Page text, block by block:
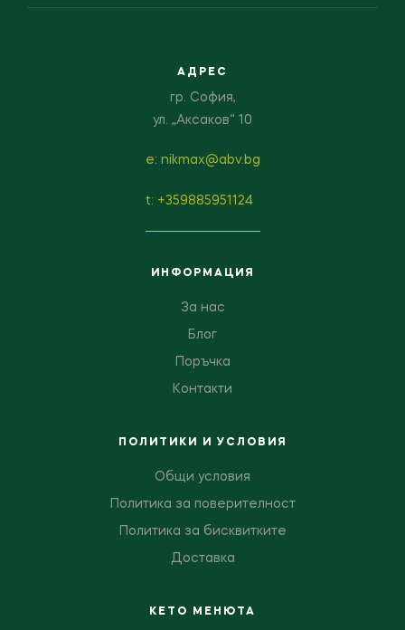
АДРЕС
гр. София,
ул. „Аксаков“ 10
е: nikmax@abv.bg
t: +359885951124
ИНФОРМАЦИЯ
За нас
Блог
Поръчка
Контакти
ПОЛИТИКИ И УСЛОВИЯ
Общи условия
Политика за поверителност
Политика за бисквитките
Доставка
КЕТО МЕНЮТА